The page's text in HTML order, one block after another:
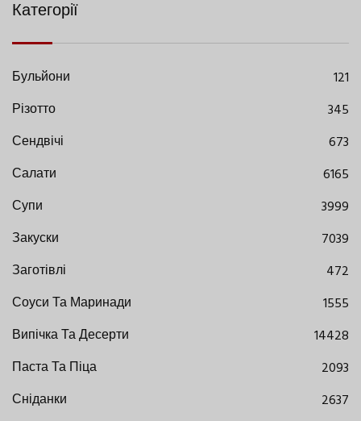
Категорії
Бульйони
121
Різотто
345
Сендвічі
673
Салати
6165
Супи
3999
Закуски
7039
Заготівлі
472
Соуси Та Маринади
1555
Випічка Та Десерти
14428
Паста Та Піца
2093
Сніданки
2637